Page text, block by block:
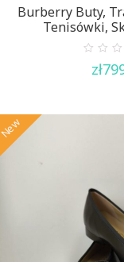
Burberry Buty,
Tenisówki,
out
zł
New